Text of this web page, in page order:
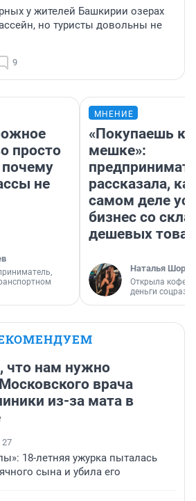
у жителей Башкирии озерах
но туристы довольны не
9
просто
почему
не
МНЕНИЕ
«Покупаешь
мешке»:
рассказала,
самом деле
бизнес со
дешевых
Наталья
Открыла
деньги
что нам нужно
врача
из-за мата в
27
18-летняя ужурка пыталась
сына и убила его